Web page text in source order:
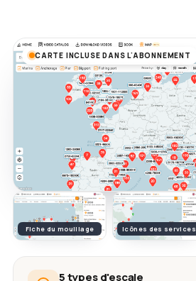
CARTE INCLUSE DANS L'ABONNEMENT
Fiche du mouillage Icônes des services
5 types d'escale